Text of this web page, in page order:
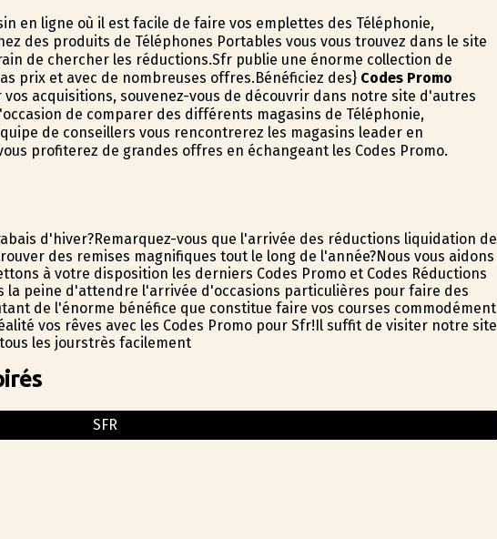
en ligne où il est facile de faire vos emplettes des Téléphonie,
des produits de Téléphones Portables vous vous trouvez dans le site
de chercher les réductions.Sfr publie une énorme collection de
prix et avec de nombreuses offres.Bénéficiez des} Codes Promo
acquisitions, souvenez-vous de découvrir dans notre site d'autres
de comparer des différents magasins de Téléphonie,
de conseillers vous rencontrerez les magasins leader en
profiterez de grandes offres en échangeant les Codes Promo.
d'hiver?Remarquez-vous que l'arrivée des réductions liquidation de
des remises magnifiques tout le long de l'année?Nous vous aidons
à votre disposition les derniers Codes Promo et Codes Réductions
la peine d'attendre l'arrivée d'occasions particulières pour faire des
de l'énorme bénéfice que constitue faire vos courses commodément
vos rêves avec les Codes Promo pour Sfr!Il suffit de visiter notre site
les jourstrès facilement
SFR